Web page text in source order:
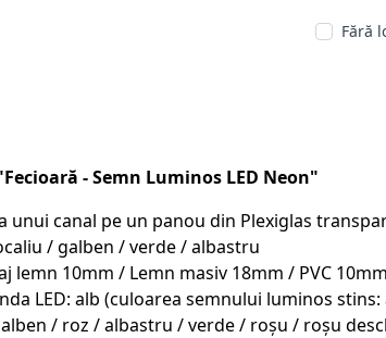
Fără
- Semn Luminos LED Neon"
unui canal pe un panou din Plexiglas
/ galben / verde / albastru
lemn 10mm / Lemn masiv 18mm / PVC 10mm
LED: alb (culoarea semnului luminos stins:
/ roz / albastru / verde / roșu / roșu